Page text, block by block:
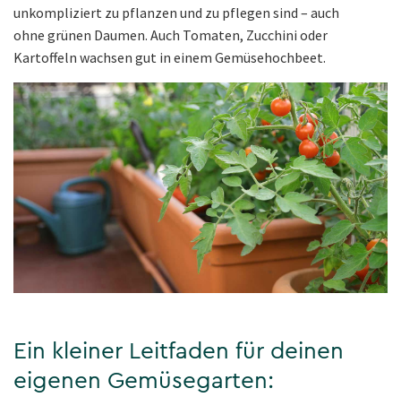
unkompliziert zu pflanzen und zu pflegen sind – auch
ohne grünen Daumen. Auch Tomaten, Zucchini oder
Kartoffeln wachsen gut in einem Gemüsehochbeet.
Ein kleiner Leitfaden für deinen
eigenen Gemüsegarten: